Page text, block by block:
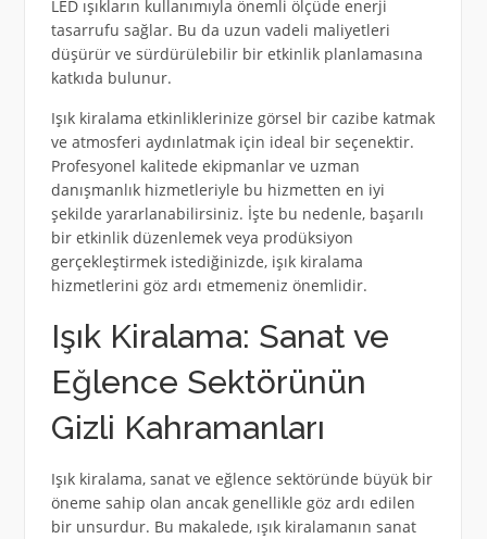
LED ışıkların kullanımıyla önemli ölçüde enerji
tasarrufu sağlar. Bu da uzun vadeli maliyetleri
düşürür ve sürdürülebilir bir etkinlik planlamasına
katkıda bulunur.
Işık kiralama etkinliklerinize görsel bir cazibe katmak
ve atmosferi aydınlatmak için ideal bir seçenektir.
Profesyonel kalitede ekipmanlar ve uzman
danışmanlık hizmetleriyle bu hizmetten en iyi
şekilde yararlanabilirsiniz. İşte bu nedenle, başarılı
bir etkinlik düzenlemek veya prodüksiyon
gerçekleştirmek istediğinizde, işık kiralama
hizmetlerini göz ardı etmemeniz önemlidir.
Işık Kiralama: Sanat ve
Eğlence Sektörünün
Gizli Kahramanları
Işık kiralama, sanat ve eğlence sektöründe büyük bir
öneme sahip olan ancak genellikle göz ardı edilen
bir unsurdur. Bu makalede, ışık kiralamanın sanat